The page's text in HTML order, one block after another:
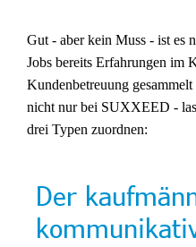
Gut - aber kein Muss - ist es
Jobs bereits Erfahrungen im
Kundenbetreuung
nicht nur bei SUXXEED -
drei Typen zuordnen:
Der